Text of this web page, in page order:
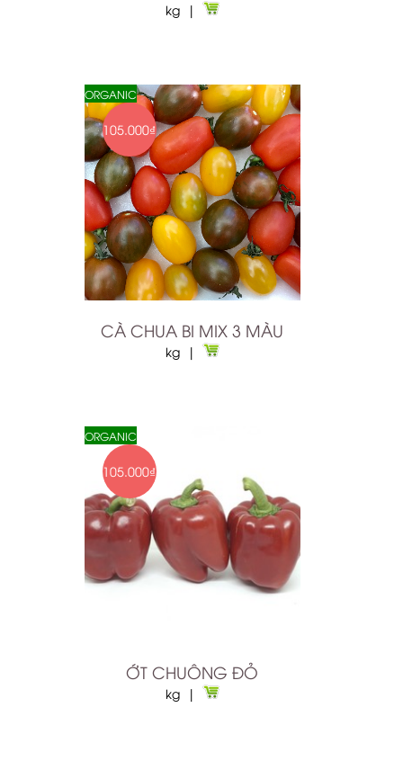
kg |
ORGANIC
105.000₫
CÀ CHUA BI MIX 3 MÀU
kg |
ORGANIC
105.000₫
ỚT CHUÔNG ĐỎ
kg |